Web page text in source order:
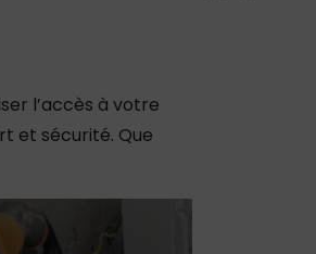
l’accès à votre
et sécurité. Que